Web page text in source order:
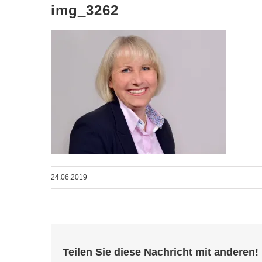
img_3262
24.06.2019
Teilen Sie diese Nachricht mit anderen!